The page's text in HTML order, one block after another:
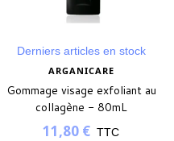
Derniers articles en stock
ARGANICARE
Gommage visage exfoliant au
collagène - 80mL
11,80 € TTC